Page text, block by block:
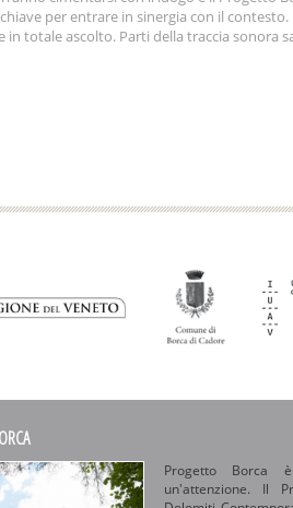
per entrare in sinergia con il
in totale ascolto. Parti della traccia sonora
Progetto Borca
un'attenzione. Il